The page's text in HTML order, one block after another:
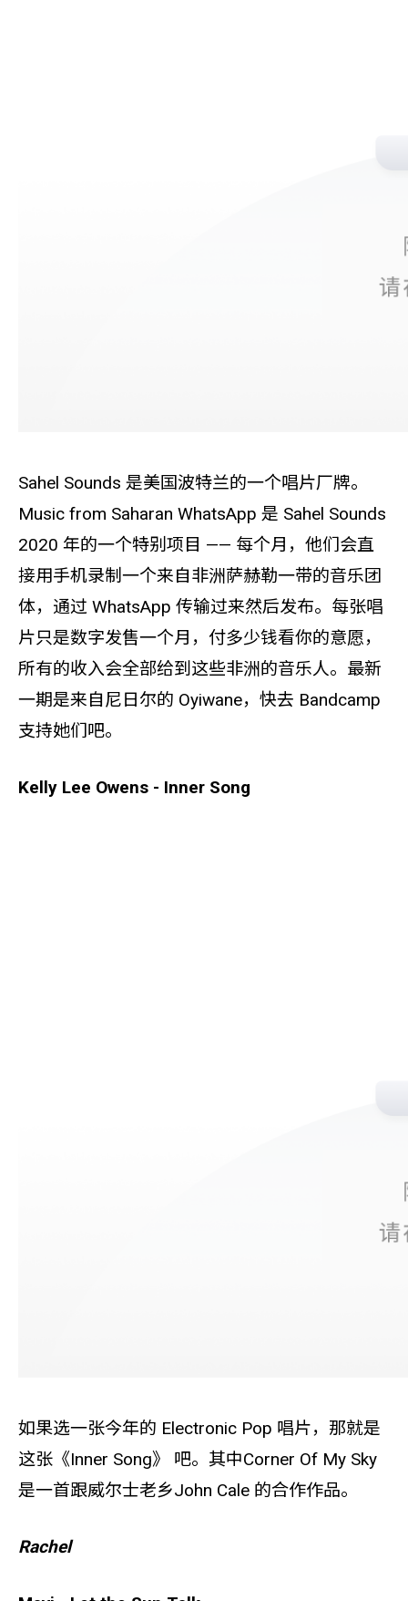
Sahel Sounds 是美国波特兰的一个唱片厂牌。
Music from Saharan WhatsApp 是 Sahel Sounds
2020 年的一个特别项目 —— 每个月，他们会直
接用手机录制一个来自非洲萨赫勒一带的音乐团
体，通过 WhatsApp 传输过来然后发布。每张唱
片只是数字发售一个月，付多少钱看你的意愿，
所有的收入会全部给到这些非洲的音乐人。最新
一期是来自尼日尔的 Oyiwane，快去 Bandcamp
支持她们吧。
Kelly Lee Owens - Inner Song
如果选一张今年的 Electronic Pop 唱片，那就是
这张《Inner Song》 吧。其中Corner Of My Sky
是一首跟威尔士老乡John Cale 的合作作品。
Rachel